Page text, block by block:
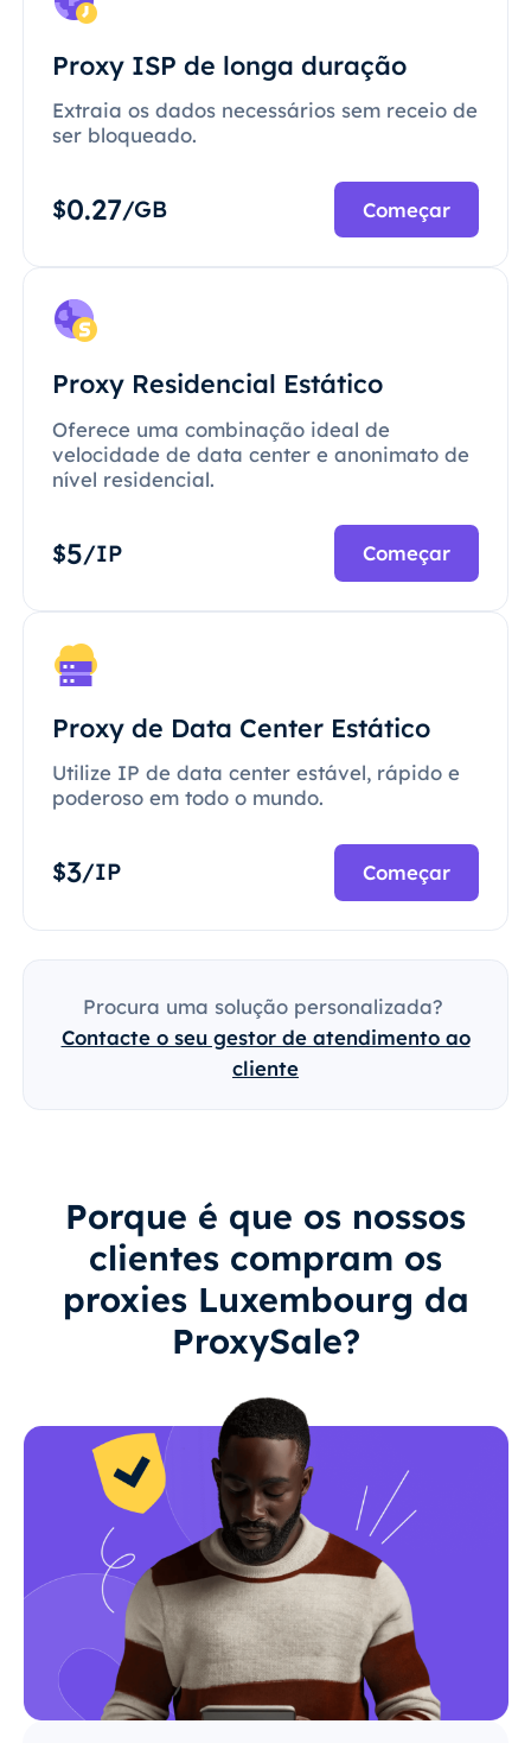
Proxy ISP de longa duração
Extraia os dados necessários sem receio de
ser bloqueado.
$0.27/GB Começar
Proxy Residencial Estático
Oferece uma combinação ideal de
velocidade de data center e anonimato de
nível residencial.
$5/IP Começar
Proxy de Data Center Estático
Utilize IP de data center estável, rápido e
poderoso em todo o mundo.
$3/IP Começar
Procura uma solução personalizada?
Contacte o seu gestor de atendimento ao
cliente
Porque é que os nossos
clientes compram os
proxies Luxembourg da
ProxySale?